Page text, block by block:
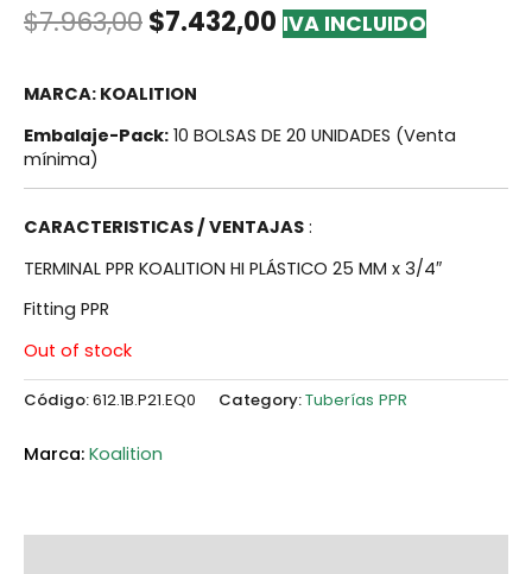
$7.963,00$7.432,00 IVA INCLUIDO
MARCA: KOALITION
Embalaje-Pack: 10 BOLSAS DE 20 UNIDADES (Venta
mínima)
CARACTERISTICAS / VENTAJAS :
TERMINAL PPR KOALITION HI PLÁSTICO 25 MM x 3/4″
Fitting PPR
Out of stock
Código:612.1B.P21.EQ0 Category:Tuberías PPR
Koalition